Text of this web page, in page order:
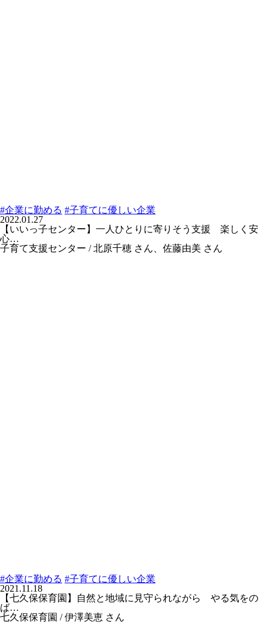
#企業に勤める #子育てに優しい企業
2022.01.27
【いいっ子センター】一人ひとりに寄りそう支援 楽しく安
心…
子育て支援センター / 北原千穂 さん、佐藤由美 さん
#企業に勤める #子育てに優しい企業
2021.11.18
【七久保保育園】自然と地域に見守られながら やる気をの
ば…
七久保保育園 / 伊澤美恵 さん